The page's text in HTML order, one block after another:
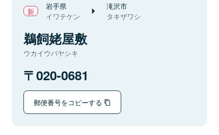
岩手県
イワテケン
滝沢市
タキザワシ
鵜飼姥屋敷
ウカイウバヤシキ
020-0681
郵便番号をコピーする